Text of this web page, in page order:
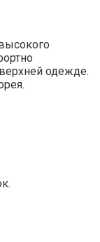
одежде.